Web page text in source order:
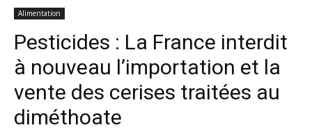
Alimentation
Pesticides : La France interdit
à nouveau l’importation et la
vente des cerises traitées au
diméthoate